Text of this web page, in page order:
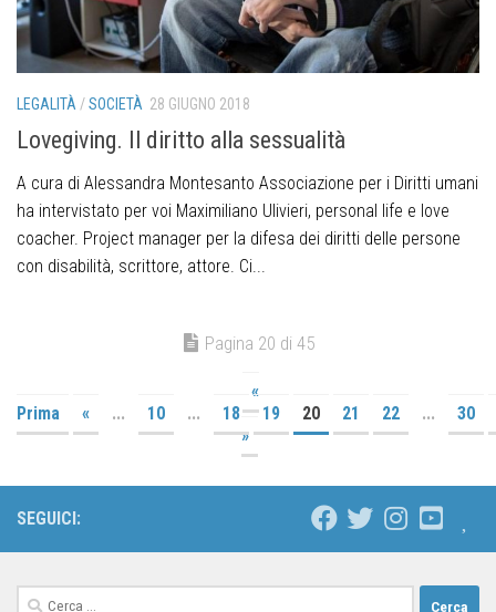
LEGALITÀ /SOCIETÀ 28 GIUGNO 2018
Lovegiving. Il diritto alla sessualità
A cura di Alessandra Montesanto Associazione per i Diritti umani
ha intervistato per voi Maximiliano Ulivieri, personal life e love
coacher. Project manager per la difesa dei diritti delle persone
con disabilità, scrittore, attore. Ci...
Pagina 20 di 45
«
Prima
« ... 10 ... 18 19 20 21 22 ...
30
»
SEGUICI: